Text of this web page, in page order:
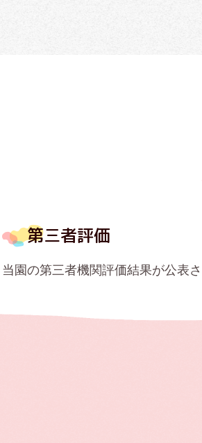
第三者評価
当園の第三者機関評価結果が公表